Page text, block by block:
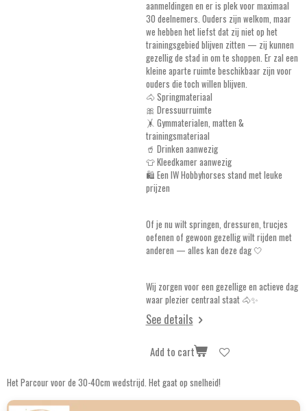
aanmeldingen en er is plek voor maximaal
30 deelnemers. Ouders zijn welkom, maar
we hebben het liefst dat zij niet op het
trainingsgebied blijven zitten — zij kunnen
gezellig de stad in om te shoppen. Er zal een
kleine aparte ruimte beschikbaar zijn voor
ouders die toch willen blijven.
🐴 Springmateriaal
🎀 Dressuurruimte
🤸 Gymmaterialen, matten &
trainingsmateriaal
🥤 Drinken aanwezig
👕 Kleedkamer aanwezig
🛍️ Een IW Hobbyhorses stand met leuke
prijzen
Of je nu wilt springen, dressuren, trucjes
oefenen of gewoon gezellig wilt rijden met
anderen — alles kan deze dag 🤍
Wij zorgen voor een gezellige en actieve dag
waar plezier centraal staat 🐴✨
See details
Add to cart
Het Parcour voor de 30-40cm wedstrijd. Het gaat op snelheid!